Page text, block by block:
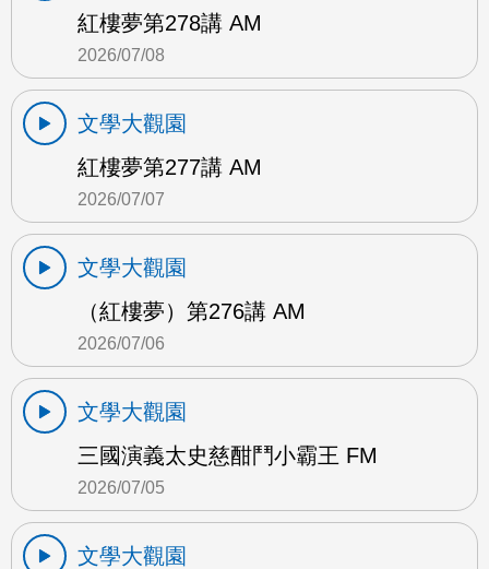
紅樓夢第278講 AM
2026/07/08
文學大觀園
紅樓夢第277講 AM
2026/07/07
文學大觀園
（紅樓夢）第276講 AM
2026/07/06
文學大觀園
三國演義太史慈酣鬥小霸王 FM
2026/07/05
文學大觀園